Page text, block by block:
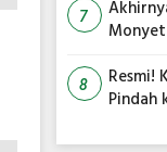
Inhil
7
8
Resmi!
Pindah